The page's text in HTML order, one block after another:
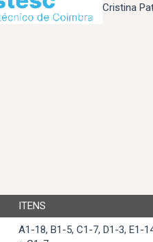
Cristina
ITENS
A1-18, B1-5, C1-7, D1-3, E1-